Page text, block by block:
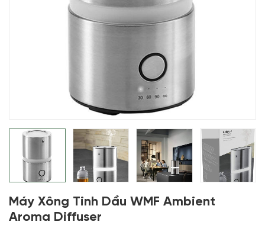
Máy Xông Tinh Dầu WMF Ambient
Aroma Diffuser